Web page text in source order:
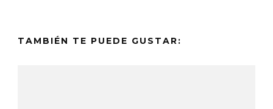
TAMBIÉN TE PUEDE GUSTAR: